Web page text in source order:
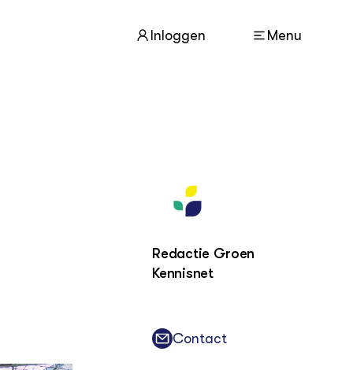
Inloggen Menu
Redactie Groen
Kennisnet
Contact